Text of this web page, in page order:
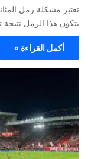
تعتبر مشكلة رمل
يتكون هذا الرمل
أكمل القراءة »